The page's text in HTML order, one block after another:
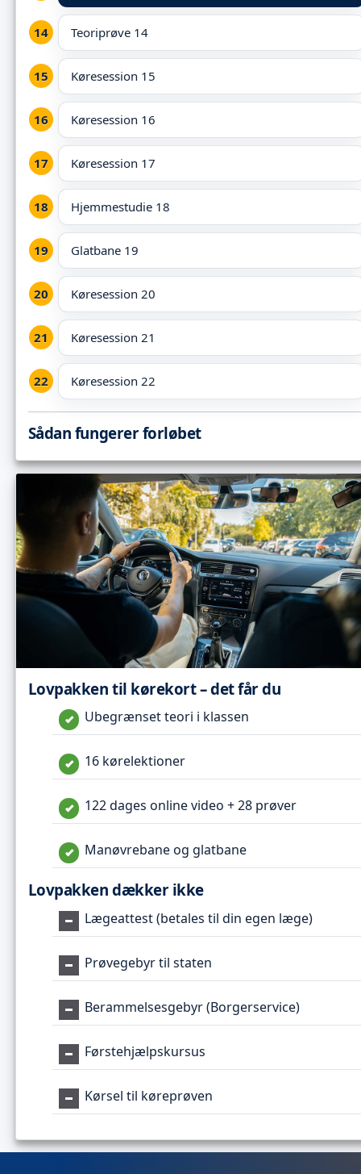
Teoriprøve 14
Køresession 15
Køresession 16
Køresession 17
Hjemmestudie 18
Glatbane 19
Køresession 20
Køresession 21
Køresession 22
Sådan fungerer forløbet
Lovpakken til kørekort – det får du
Ubegrænset teori i klassen
16 kørelektioner
122 dages online video + 28 prøver
Manøvrebane og glatbane
Lovpakken dækker ikke
Lægeattest (betales til din egen læge)
Prøvegebyr til staten
Berammelsesgebyr (Borgerservice)
Førstehjælpskursus
Kørsel til køreprøven